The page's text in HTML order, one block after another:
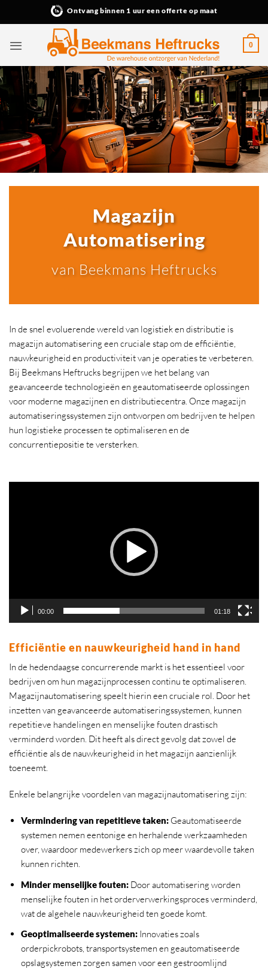
Ontvang binnen 1 uur een offerte op maat
0
Magazijn
Automatisering
van Beekmans Heftrucks
In de snel evoluerende wereld van logistiek en distributie is
magazijn automatisering een cruciale stap om de efficiëntie,
nauwkeurigheid en productiviteit van je operaties te verbeteren.
Bij Beekmans Heftrucks begrijpen we het belang van
geavanceerde technologieën en geautomatiseerde oplossingen
voor moderne magazijnen en distributiecentra. Onze magazijn
automatiseringssystemen zijn ontworpen om bedrijven te helpen
hun logistieke processen te optimaliseren en de
concurrentiepositie te versterken.
00:00 01:18
Efficiëntie en nauwkeurigheid hand in hand
In de hedendaagse concurrerende markt is het essentieel voor
bedrijven om hun magazijnprocessen continu te optimaliseren.
Magazijnautomatisering speelt hierin een cruciale rol. Door het
inzetten van geavanceerde automatiseringssystemen, kunnen
repetitieve handelingen en menselijke fouten drastisch
verminderd worden. Dit heeft als direct gevolg dat zowel de
efficiëntie als de nauwkeurigheid in het magazijn aanzienlijk
toeneemt.
Enkele belangrijke voordelen van magazijnautomatisering zijn:
Vermindering van repetitieve taken:Geautomatiseerde
systemen nemen eentonige en herhalende werkzaamheden
over, waardoor medewerkers zich op meer waardevolle taken
kunnen richten.
Minder menselijke fouten:Door automatisering worden
menselijke fouten in het orderverwerkingsproces verminderd,
wat de algehele nauwkeurigheid ten goede komt.
Geoptimaliseerde systemen:Innovaties zoals
orderpickrobots, transportsystemen en geautomatiseerde
opslagsystemen zorgen samen voor een gestroomlijnd